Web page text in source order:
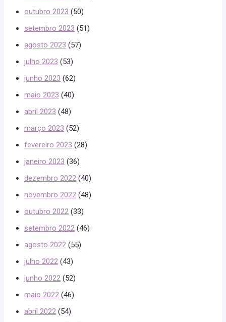
outubro 2023 (50)
setembro 2023 (51)
agosto 2023 (57)
julho 2023 (53)
junho 2023 (62)
maio 2023 (40)
abril 2023 (48)
março 2023 (52)
fevereiro 2023 (28)
janeiro 2023 (36)
dezembro 2022 (40)
novembro 2022 (48)
outubro 2022 (33)
setembro 2022 (46)
agosto 2022 (55)
julho 2022 (43)
junho 2022 (52)
maio 2022 (46)
abril 2022 (54)